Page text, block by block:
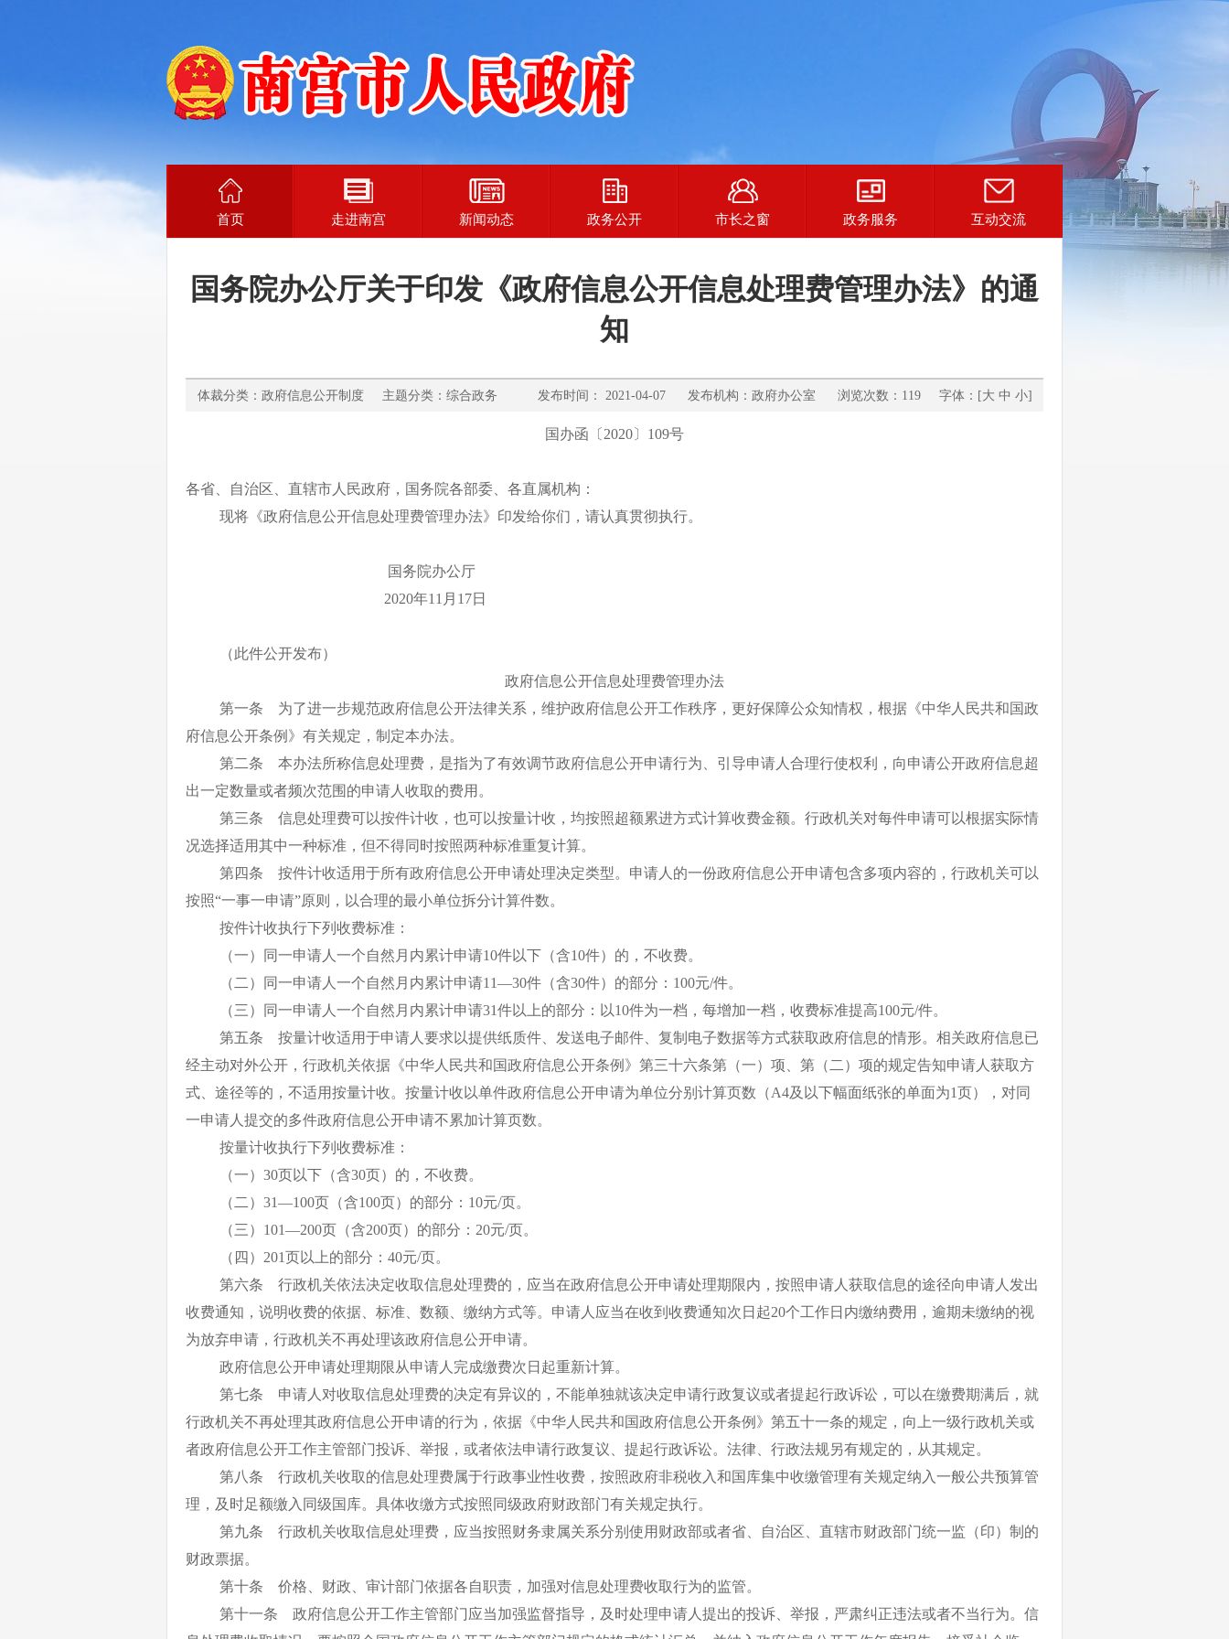
首页 走进南宫 新闻动态 政务公开 市长之窗 政务服务 互动交流
国务院办公厅关于印发《政府信息公开信息处理费管理办法》的通
知
体裁分类：政府信息公开制度 主题分类：综合政务 发布时间： 2021-04-07 发布机构：政府办公室 浏览次数：119 字体：[大 中 小]
国办函〔 2020〕109号
各省、自治区、直辖市人民政府，国务院各部委、各直属机构：
现将《政府信息公开信息处理费管理办法》印发给你们，请认真贯彻执行。
国务院办公厅
2020年11月17日
（此件公开发布）
政府信息公开信息处理费管理办法
第一条 为了进一步规范政府信息公开法律关系，维护政府信息公开工作秩序，更好保障公众知情权，根据《中华人民共和国政
府信息公开条例》有关规定，制定本办法。
第二条 本办法所称信息处理费，是指为了有效调节政府信息公开申请行为、引导申请人合理行使权利，向申请公开政府信息超
出一定数量或者频次范围的申请人收取的费用。
第三条 信息处理费可以按件计收，也可以按量计收，均按照超额累进方式计算收费金额。行政机关对每件申请可以根据实际情
况选择适用其中一种标准，但不得同时按照两种标准重复计算。
第四条 按件计收适用于所有政府信息公开申请处理决定类型。申请人的一份政府信息公开申请包含多项内容的，行政机关可以
按照“一事一申请”原则，以合理的最小单位拆分计算件数。
按件计收执行下列收费标准：
（一）同一申请人一个自然月内累计申请10件以下（含10件）的，不收费。
（二）同一申请人一个自然月内累计申请11—30件（含30件）的部分：100元/件。
（三）同一申请人一个自然月内累计申请31件以上的部分：以10件为一档，每增加一档，收费标准提高100元/件。
第五条 按量计收适用于申请人要求以提供纸质件、发送电子邮件、复制电子数据等方式获取政府信息的情形。相关政府信息已
经主动对外公开，行政机关依据《中华人民共和国政府信息公开条例》第三十六条第（一）项、第（二）项的规定告知申请人获取方
式、途径等的，不适用按量计收。按量计收以单件政府信息公开申请为单位分别计算页数（A4及以下幅面纸张的单面为1页），对同
一申请人提交的多件政府信息公开申请不累加计算页数。
按量计收执行下列收费标准：
（一） 30页以下（含30页）的，不收费。
（二） 31—100页（含100页）的部分：10元/页。
（三） 101—200页（含200页）的部分：20元/页。
（四） 201页以上的部分：40元/页。
第六条 行政机关依法决定收取信息处理费的，应当在政府信息公开申请处理期限内，按照申请人获取信息的途径向申请人发出
收费通知，说明收费的依据、标准、数额、缴纳方式等。申请人应当在收到收费通知次日起20个工作日内缴纳费用，逾期未缴纳的视
为放弃申请，行政机关不再处理该政府信息公开申请。
政府信息公开申请处理期限从申请人完成缴费次日起重新计算。
第七条 申请人对收取信息处理费的决定有异议的，不能单独就该决定申请行政复议或者提起行政诉讼，可以在缴费期满后，就
行政机关不再处理其政府信息公开申请的行为，依据《中华人民共和国政府信息公开条例》第五十一条的规定，向上一级行政机关或
者政府信息公开工作主管部门投诉、举报，或者依法申请行政复议、提起行政诉讼。法律、行政法规另有规定的，从其规定。
第八条 行政机关收取的信息处理费属于行政事业性收费，按照政府非税收入和国库集中收缴管理有关规定纳入一般公共预算管
理，及时足额缴入同级国库。具体收缴方式按照同级政府财政部门有关规定执行。
第九条 行政机关收取信息处理费，应当按照财务隶属关系分别使用财政部或者省、自治区、直辖市财政部门统一监（印）制的
财政票据。
第十条 价格、财政、审计部门依据各自职责，加强对信息处理费收取行为的监管。
第十一条 政府信息公开工作主管部门应当加强监督指导，及时处理申请人提出的投诉、举报，严肃纠正违法或者不当行为。信